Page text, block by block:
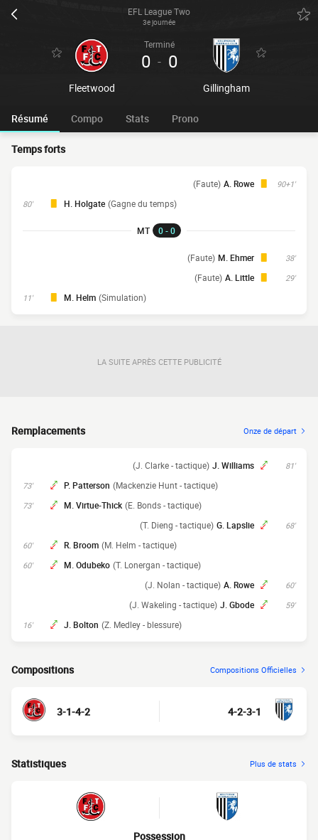
EFL League Two
3e journée
Fleetwood
Terminé
0 - 0
Gillingham
Résumé Compo Stats Prono
Temps forts
90+1'
A. Rowe
(Faute)
80' H. Holgate (Gagne du temps)
MT 0 - 0
38'
M. Ehmer
(Faute)
29'
A. Little
(Faute)
11' M. Helm (Simulation)
LA SUITE APRÈS CETTE PUBLICITÉ
Remplacements Onze de départ
81'
J. Williams
(J. Clarke - tactique)
73' P. Patterson (Mackenzie Hunt - tactique)
73' M. Virtue-Thick (E. Bonds - tactique)
68'
G. Lapslie
(T. Dieng - tactique)
60' R. Broom (M. Helm - tactique)
60' M. Odubeko (T. Lonergan - tactique)
60'
A. Rowe
(J. Nolan - tactique)
59'
J. Gbode
(J. Wakeling - tactique)
16' J. Bolton (Z. Medley - blessure)
Compositions Compositions Officielles
3-1-4-2 4-2-3-1
Statistiques Plus de stats
Possession